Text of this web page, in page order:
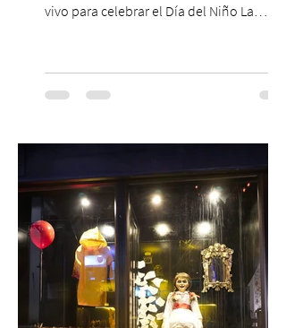
vivo para celebrar el Día del Niño La
musical única e inolvidable con motivo del
Día del Niño. El espectáculo Hollywood
de todos los tiempos en un concierto en
sinfónica en pleno, coro y una
sorprendente puesta en escena pensada
especialmente pa